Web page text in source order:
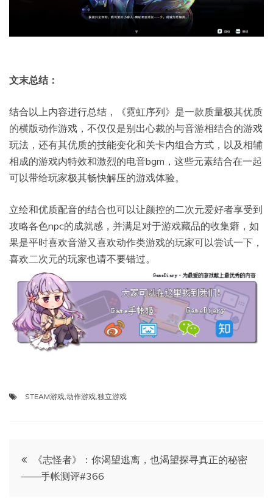
文末总结：
结合以上内容进行总结，《霓虹序列》是一款质量极其优质
的横版动作游戏，不仅仅是别出心裁的与音游相结合的游戏
玩法，还有其优质的技能变化和关卡内组合方式，以及相辅
相成的游戏内特效和激烈的电音bgm，这些元素结合在一起
可以带给玩家极其畅快解压的游戏体验。
立绘和优质配音的结合也可以让颜控的二次元爱好者享受到
攻略各色npc的成就感，并满足对于游戏藏品的收集癖，如
果是平时喜欢音游又喜欢动作类游戏的玩家可以尝试一下，
喜欢二次元的玩家也请不要错过。
STEAM游戏 动作游戏 独立游戏
文
《志怪者》：你渴望逃离，也渴望探寻真正的秘密
——手帐测评#366